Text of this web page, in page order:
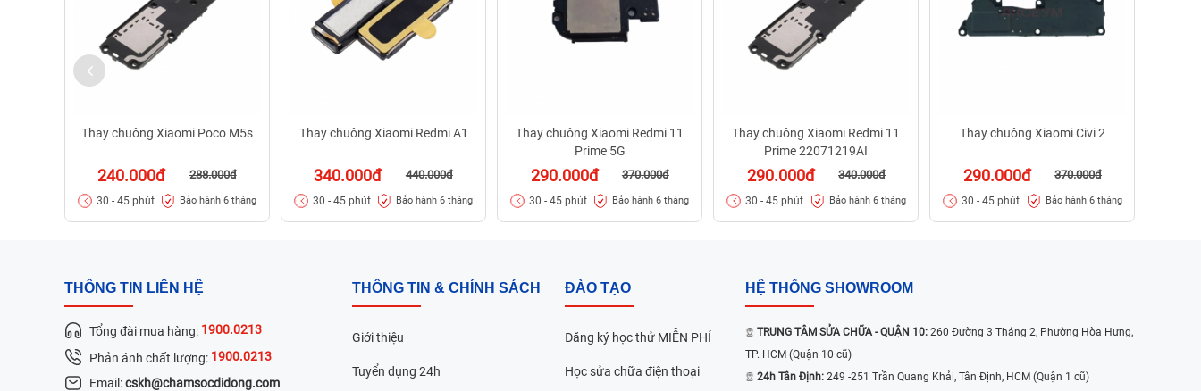
Thay chuông Xiaomi Poco M5s
240.000đ 288.000đ
30 - 45 phút Bảo hành 6 tháng
Thay chuông Xiaomi Redmi A1
340.000đ 440.000đ
30 - 45 phút Bảo hành 6 tháng
Thay chuông Xiaomi Redmi 11
Prime 5G
290.000đ 370.000đ
30 - 45 phút Bảo hành 6 tháng
Thay chuông Xiaomi Redmi 11
Prime 22071219AI
290.000đ 340.000đ
30 - 45 phút Bảo hành 6 tháng
Thay chuông Xiaomi Civi 2
290.000đ 370.000đ
30 - 45 phút Bảo hành 6 tháng
THÔNG TIN LIÊN HỆ
Tổng đài mua hàng: 1900.0213
Phản ánh chất lượng: 1900.0213
Email:cskh@chamsocdidong.com
THÔNG TIN & CHÍNH SÁCH
Giới thiệu
Tuyển dụng 24h
ĐÀO TẠO
Đăng ký học thử MIỄN PHÍ
Học sửa chữa điện thoại
HỆ THỐNG SHOWROOM
TRUNG TÂM SỬA CHỮA - QUẬN 10: 260 Đường 3 Tháng 2, Phường Hòa Hưng,
TP. HCM (Quận 10 cũ)
24h Tân Định: 249 -251 Trần Quang Khải, Tân Định, HCM (Quận 1 cũ)